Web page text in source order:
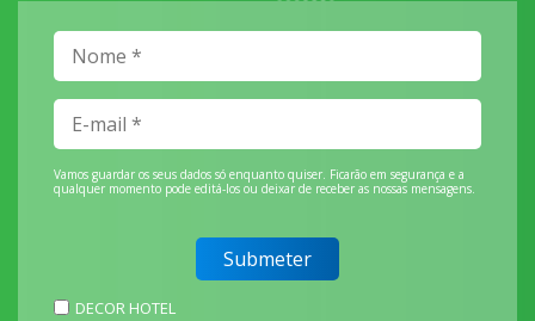
Vamos guardar os seus dados só enquanto quiser. Ficarão em segurança e a
qualquer momento pode editá-los ou deixar de receber as nossas mensagens.
DECOR HOTEL